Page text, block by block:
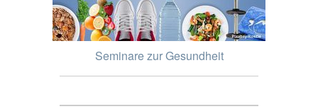
Seminare zur Gesundheit